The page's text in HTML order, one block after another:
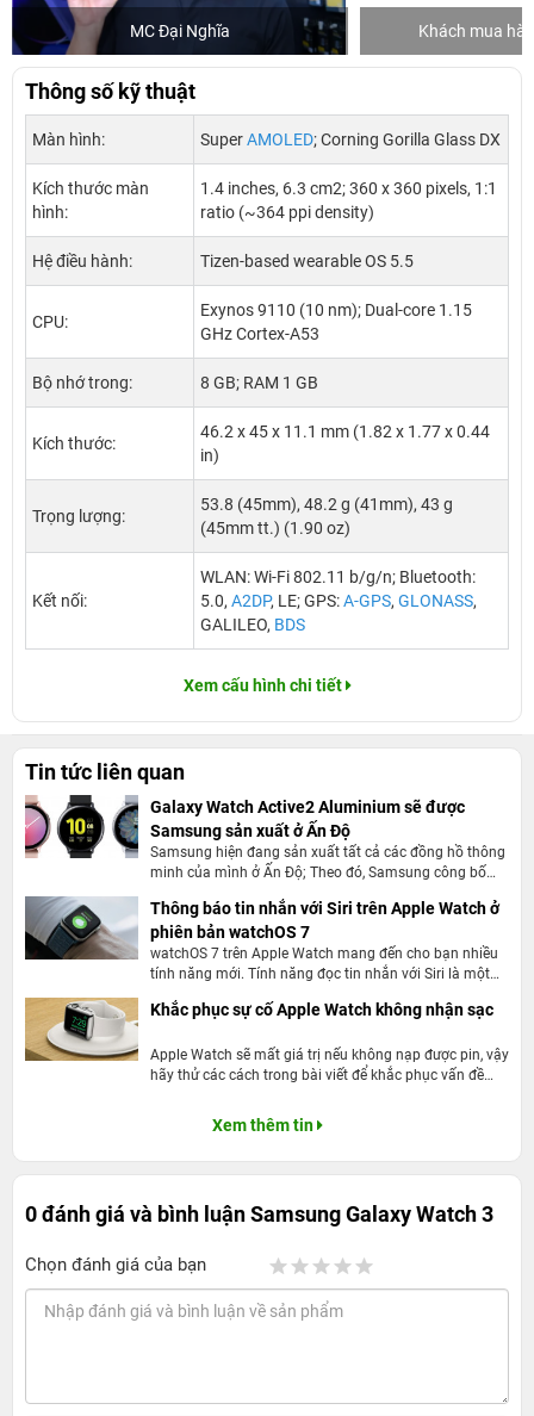
MC Đại Nghĩa Khách mua
Thông số kỹ thuật
Màn hình: SuperAMOLED; Corning Gorilla Glass DX
Kích thước màn
hình:
1.4 inches, 6.3 cm2; 360 x 360 pixels, 1:1
ratio (~364 ppi density)
Hệ điều hành: Tizen-based wearable OS 5.5
CPU:
Exynos 9110 (10 nm); Dual-core 1.15
GHz Cortex-A53
Bộ nhớ trong: 8 GB; RAM 1 GB
Kích thước:
46.2 x 45 x 11.1 mm (1.82 x 1.77 x 0.44
in)
Trọng lượng:
53.8 (45mm), 48.2 g (41mm), 43 g
(45mm tt.) (1.90 oz)
Kết nối:
WLAN: Wi-Fi 802.11 b/g/n; Bluetooth:
5.0, A2DP, LE; GPS:A-GPS, GLONASS,
GALILEO, BDS
Xem cấu hình chi tiết
Tin tức liên quan
Galaxy Watch Active2 Aluminium sẽ được
Samsung sản xuất ở Ấn Độ
Samsung hiện đang sản xuất tất cả các đồng hồ thông
minh của mình ở Ấn Độ; Theo đó, Samsung công bố
Tìm hiểu ngay
Thông báo tin nhắn với Siri trên Apple Watch ở
phiên bản watchOS 7
watchOS 7 trên Apple Watch mang đến cho bạn nhiều
tính năng mới. Tính năng đọc tin nhắn với Siri là một
ghi nhận trên phiên bản beta dành cho nhà phát triển
Khắc phục sự cố Apple Watch không nhận sạc
Apple Watch sẽ mất giá trị nếu không nạp được pin, vậy
hãy thử các cách trong bài viết để khắc phục vấn đề
Xem thêm tin
0 đánh giá và bình luậnSamsung Galaxy Watch 3
Chọn đánh giá của bạn